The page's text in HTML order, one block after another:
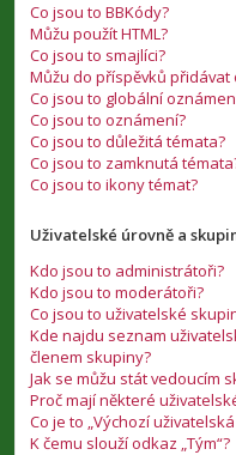
Co jsou to BBKódy?
Můžu použít HTML?
Co jsou to smajlíci?
Můžu do příspěvků přidávat
Co jsou to globální
Co jsou to oznámení?
Co jsou to důležitá témata?
Co jsou to zamknutá
Co jsou to ikony témat?
Uživatelské úrovně a
Kdo jsou to administrátoři?
Kdo jsou to moderátoři?
Co jsou to uživatelské
Kde najdu seznam
členem skupiny?
Jak se můžu stát vedoucím
Proč mají některé
Co je to „Výchozí
K čemu slouží odkaz „Tým“?